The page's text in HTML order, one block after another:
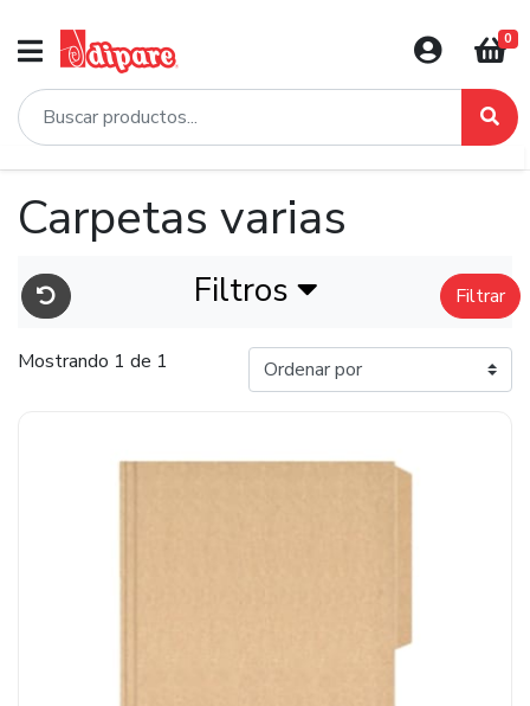
0
Carpetas varias
Filtros Filtrar
Mostrando 1 de 1